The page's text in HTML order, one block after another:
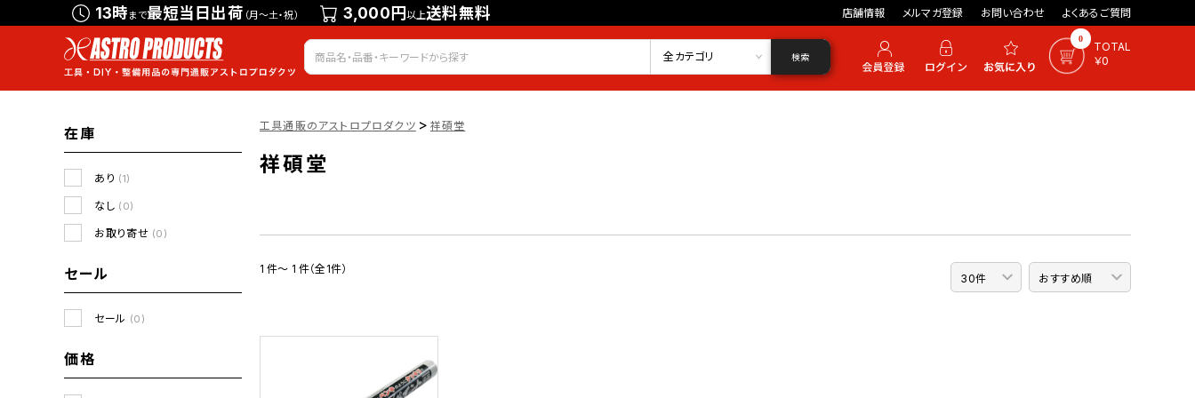
13時まで最短当日出荷 （月～土・祝） 3,000円以上送料無料 店舗情報 メルマガ登録 お問い合わせ よくあるご質問
会員登録 ログイン お気に入り 0
TOTAL
￥0
全カテゴリ 検索
在庫
あり (1)
なし (0)
お取り寄せ (0)
セール
セール (0)
価格
工具通販のアストロプロダクツ > 祥碩堂
祥碩堂
1 件～ 1 件（全1件）